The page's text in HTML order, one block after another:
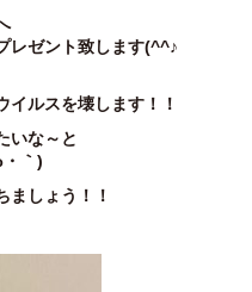
レゼント致します(^^♪
イルスを壊します！！
いな～と
｀)
ましょう！！